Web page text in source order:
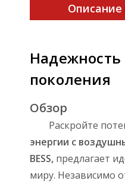
Описание
Надежность
поколения
Обзор
Раскройте
энергии с
BESS, предлагает
миру. Независимо